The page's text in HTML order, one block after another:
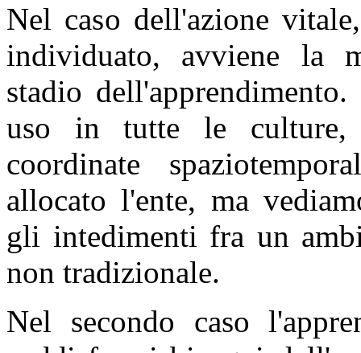
Nel caso dell'azione
individuato, avviene la
stadio
uso in tutte le culture,
coordinate
allocato l'ente, ma
gli intedimenti fra un
non tradizionale.
Nel secondo caso